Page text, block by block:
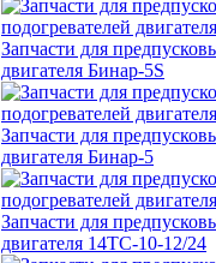
Запчасти для
двигателя Бинар-5S
Запчасти для
двигателя Бинар-5
Запчасти для
двигателя 14ТС-10-12/24